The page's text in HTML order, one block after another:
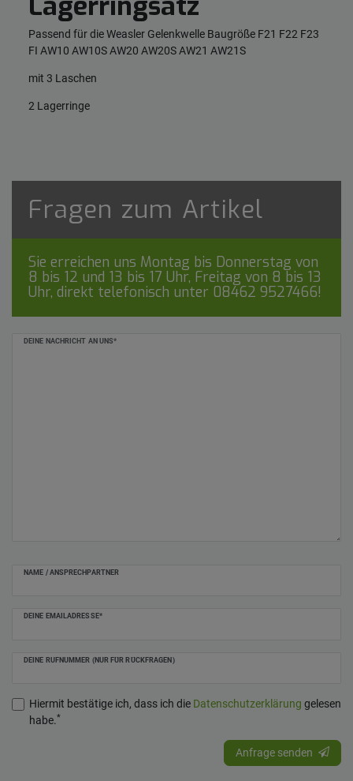
Passend für die Weasler Gelenkwelle Baugröße F21 F22 F23
FI AW10 AW10S AW20 AW20S AW21 AW21S
mit 3 Laschen
2 Lagerringe
Fragen zum Artikel
Sie erreichen uns Montag bis Donnerstag von
8 bis 12 und 13 bis 17 Uhr, Freitag von 8 bis 13
Uhr, direkt telefonisch unter 08462 9527466!
DEINE NACHRICHT AN UNS*
NAME / ANSPRECHPARTNER
DEINE EMAILADRESSE*
DEINE RUFNUMMER (NUR FÜR RÜCKFRAGEN)
Hiermit bestätige ich, dass ich die Daten­schutz­erklärung gelesen
habe.*
Ceres::Template.mailFormHoneypotLabel
Anfrage senden